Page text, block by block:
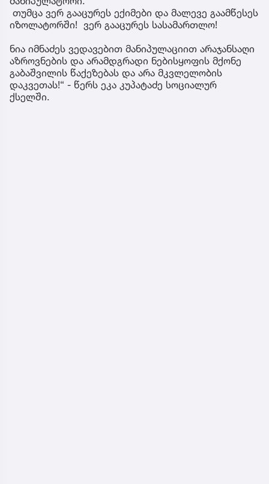
თუმცა ვერ გააცურეს ექიმები და მალევე გაამწესეს
იზოლატორში! ვერ გააცურეს სასამართლო!
ნია იმნაძეს ვედავებით მანიპულაციით არაჯანსაღი
აზროვნების და არამდგრადი ნებისყოფის მქონე
გაბაშვილის წაქეზებას და არა მკვლელობის
დაკვეთას!“ - წერს ეკა კუპატაძე სოციალურ
ქსელში.